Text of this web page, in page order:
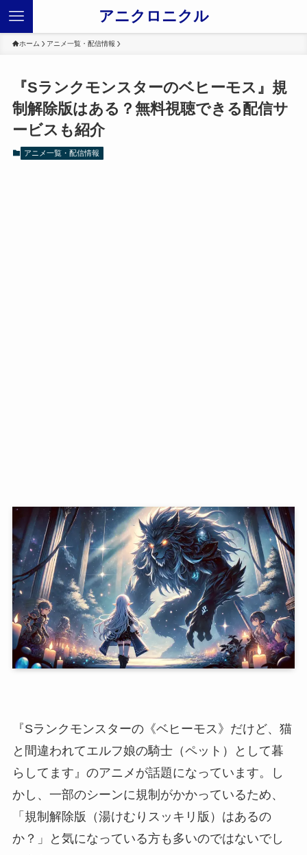
アニクロニクル
ホーム アニメ一覧・配信情報
『Sランクモンスターのベヒーモス』規
制解除版はある？無料視聴できる配信サ
ービスも紹介
アニメ一覧・配信情報
『Sランクモンスターの《ベヒーモス》だけど、猫
と間違われてエルフ娘の騎士（ペット）として暮
らしてます』のアニメが話題になっています。し
かし、一部のシーンに規制がかかっているため、
「規制解除版（湯けむりスッキリ版）はあるの
か？」と気になっている方も多いのではないでし